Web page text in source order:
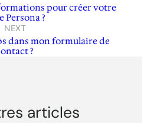
pour créer votre
Persona ?
NEXT
dans mon formulaire de
?
articles